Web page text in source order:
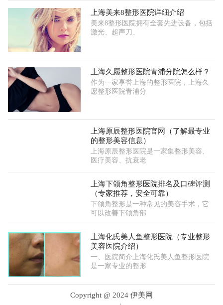
上海美来8整形医院详细介绍
美来8整形医院拥有全套先进设备，包括
激光、超声刀、
上海久愿整形医院青浦分院怎么样？
作为一家享誉上海的整形医院，上海久
愿整形医院青浦分
上海原辰整形医院官网（了解最专业
的整形美容信息）
上海原辰整形医院是一家集整形美容、
医疗美容、抗衰老
上海下颌角整形医院排名及口碑评测
（专家推荐，安全可靠）
下颌角整形是一种常见的美容手术，它
可以改善下颌角部
上海化氏美人鱼整形医院（专业整形
美容医院介绍）
一、医院简介上海化氏美人鱼整形医院
是一家专业的整形
Copyright @ 2024 伊美网